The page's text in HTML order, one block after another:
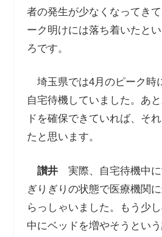
者の発生が少なくなってき
ーク明けには落ち着いたと
ろです。
埼玉県では4月のピーク時
自宅待機していました。あ
ドを確保できていれば、そ
たと思います。
讃井実際、自宅待機中に
ぎりぎりの状態で医療機関
らっしゃいました。もう少
中にベッドを増やそうとい